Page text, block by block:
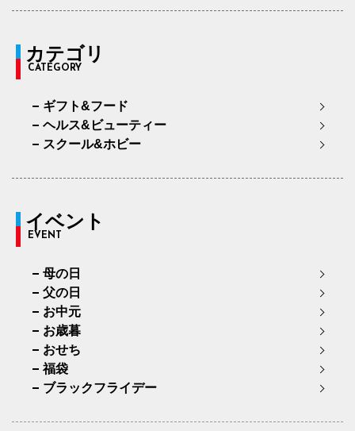
カテゴリ
CATEGORY
ギフト&フード
ヘルス&ビューティー
スクール&ホビー
イベント
EVENT
母の日
父の日
お中元
お歳暮
おせち
福袋
ブラックフライデー